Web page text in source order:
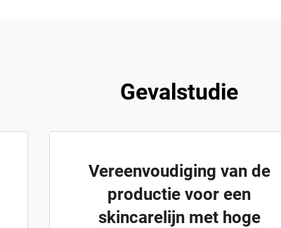
Gevalstudie
Vereenvoudiging van de
productie voor een
skincarelijn met hoge